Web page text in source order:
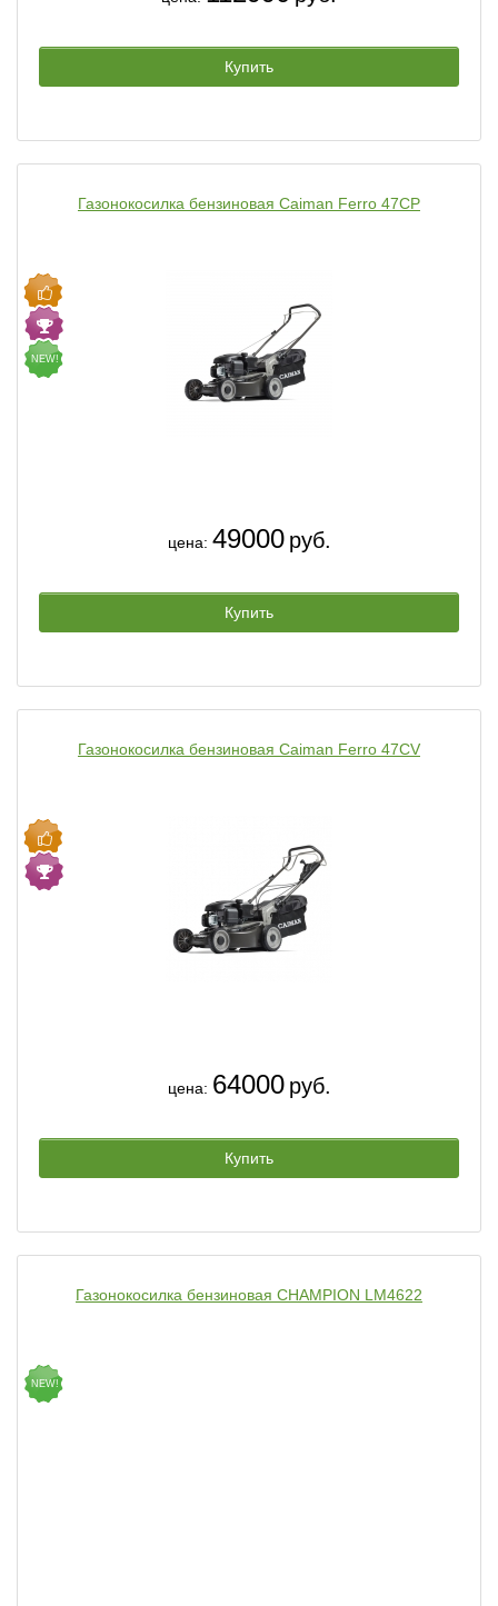
Купить
Газонокосилка бензиновая Caiman Ferro 47CP
NEW!
цена: 49000 руб.
Купить
Газонокосилка бензиновая Caiman Ferro 47CV
цена: 64000 руб.
Купить
Газонокосилка бензиновая CHAMPION LM4622
NEW!